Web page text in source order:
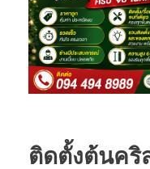
ติดตั้งต้นคริ